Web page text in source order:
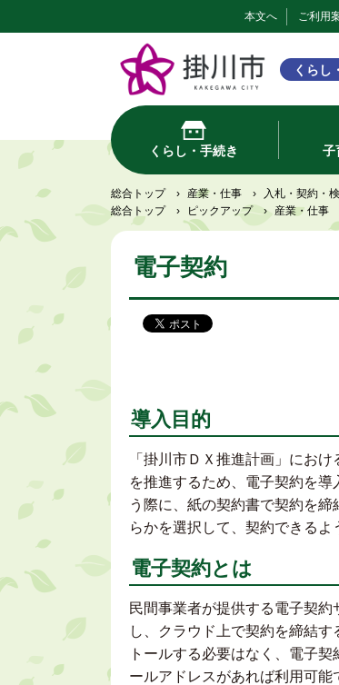
本文へ ご利用
くらし
くらし・手続き 子
総合トップ › 産業・仕事 › 入札・契約・
総合トップ
› ピックアップ › 産業・仕事
電子契約
導入目的
「掛川市ＤＸ推進計画」にお
を推進するため、電子契約を
う際に、紙の契約書で契約を
らかを選択して、契約できるよ
電子契約とは
民間事業者が提供する電子契
し、クラウド上で契約を締結
トールする必要はなく、電子
ールアドレスがあれば利用可能